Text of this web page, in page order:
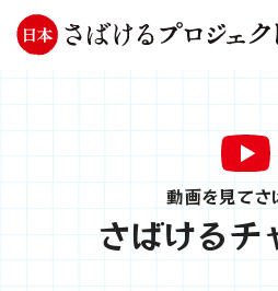
動画を見てさ
さばけるチ